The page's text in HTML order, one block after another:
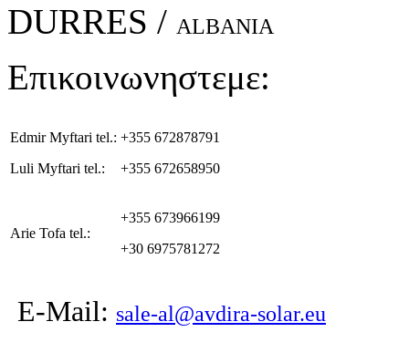
DURRES / ALBANIA
Επικοινωνηστεμε:
Edmir Myftari tel.:
Luli Myftari tel.:
+355 672878791
+355 672658950
Arie Tofa tel.:
+355 673966199
+30 6975781272
E-Mail: sale-al@avdira-solar.eu